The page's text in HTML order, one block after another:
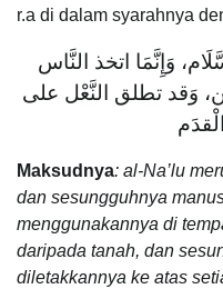
r.a di dalam syarahnya
وَإِنَّمَا اتخذ النَّاس
وَقد تطلق النَّعْل على
Maksudnya: al-Na’lu
dan sesungguhnya
menggunakannya di
daripada tanah, dan
diletakkannya ke atas